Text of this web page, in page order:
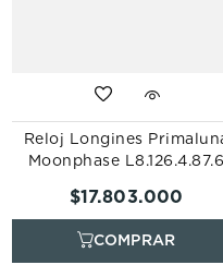
Reloj Longines
Moonphase L8.126.4.87.6
$17.803.000